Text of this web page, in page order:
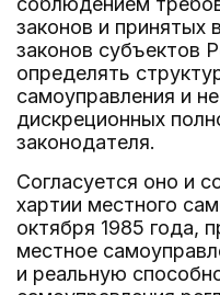
законов и принятых
законов субъектов
определять
самоуправления и
дискреционных
законодателя.
Согласуется оно и
хартии местного
октября 1985 года,
местное
и реальную